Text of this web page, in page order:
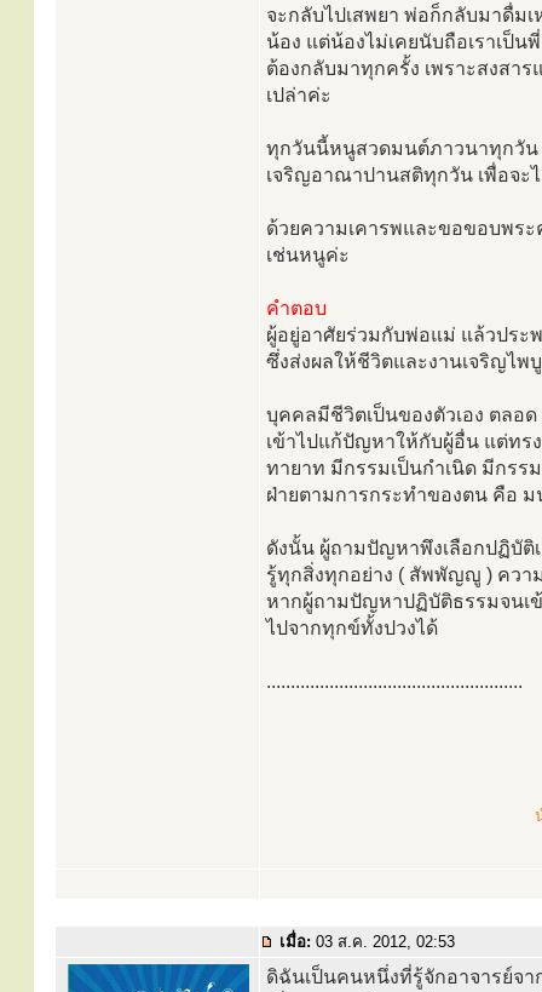
จะกลับไปเสพยา พ่อก็กลับมาดื่ม
น้อง แต่น้องไม่เคยนับถือเราเป็
ต้องกลับมาทุกครั้ง เพราะสงสา
เปล่าค่ะ
ทุกวันนี้หนูสวดมนต์ภาวนาทุกวัน
เจริญอาณาปานสติทุกวัน เพื่อจ
ด้วยความเคารพและขอขอบพร
เช่นหนูค่ะ
คำตอบ
ผู้อยู่อาศัยร่วมกับพ่อแม่ แล้วปร
ซึ่งส่งผลให้ชีวิตและงานเจริญไพ
บุคคลมีชีวิตเป็นของตัวเอง ตลอ
เข้าไปแก้ปัญหาให้กับผู้อื่น แต่ทร
ทายาท มีกรรมเป็นกำเนิด มีกรร
ฝ่ายตามการกระทำของตน คือ
ดังนั้น ผู้ถามปัญหาพึงเลือกปฏิบัติ
รู้ทุกสิ่งทุกอย่าง ( สัพพัญญู ) ควา
หากผู้ถามปัญหาปฏิบัติธรรมจนเ
ไปจากทุกข์ทั้งปวงได้
.....................................................
เมื่อ: 03 ส.ค. 2012, 02:53
ดิฉันเป็นคนหนึ่งที่รู้จักอาจารย์จ